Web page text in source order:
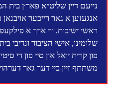
נייעם דיין שליט״א פאר׳ן בית
אנגעזען א גאר רייכער אויבנאן
ראשי ישיבות, ווי אויך א
שלומינו, אישי הציבור ונדיבי
פון קרית יואל און סיי פון די
משתתף זיין ביי דער גאר